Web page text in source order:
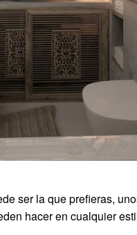
ser la que prefieras,
hacer en cualquier